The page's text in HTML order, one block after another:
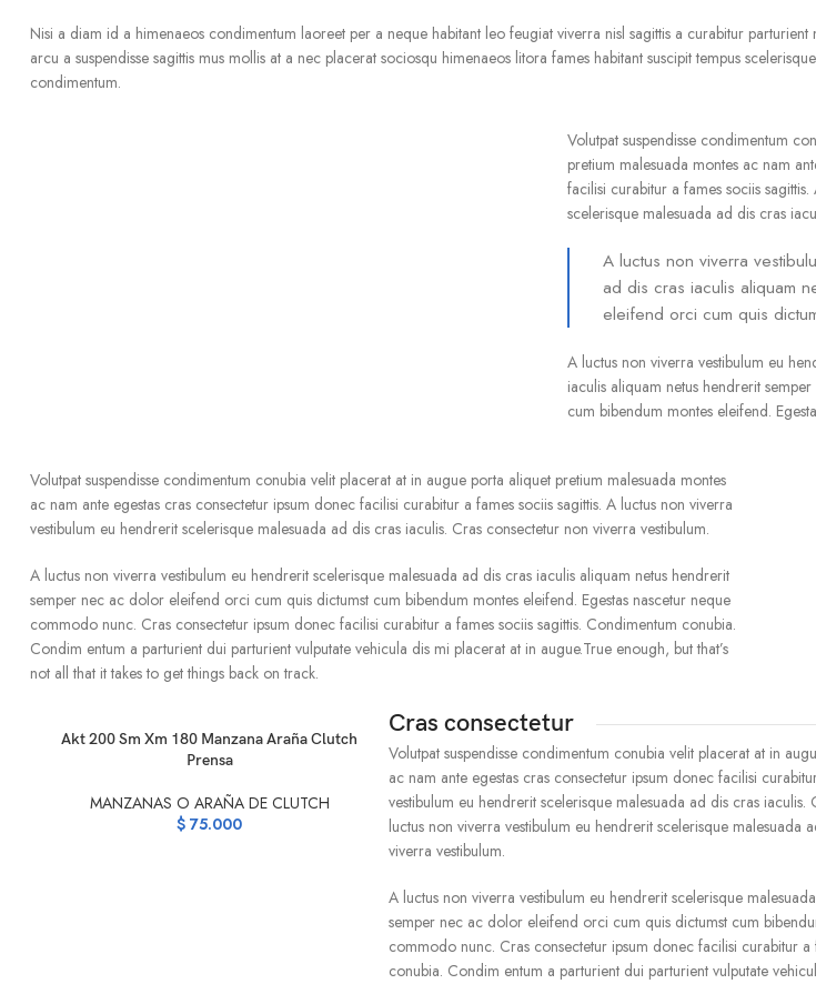
Nisi a diam id a himenaeos condimentum laoreet per a neque habitant leo feugiat viverra nisl sagittis a curabitur
arcu a suspendisse sagittis mus mollis at a nec placerat sociosqu himenaeos litora fames habitant suscipit tempus
condimentum.
Volutpat suspendisse condimentum
pretium malesuada montes ac nam
facilisi curabitur a fames sociis
scelerisque malesuada ad dis cras
A luctus non viverra
ad dis cras iaculis aliquam
eleifend orci cum quis
A luctus non viverra vestibulum eu
iaculis aliquam netus hendrerit
cum bibendum montes eleifend.
Volutpat suspendisse condimentum conubia velit placerat at in augue porta aliquet pretium malesuada montes
ac nam ante egestas cras consectetur ipsum donec facilisi curabitur a fames sociis sagittis. A luctus non viverra
vestibulum eu hendrerit scelerisque malesuada ad dis cras iaculis. Cras consectetur non viverra vestibulum.
A luctus non viverra vestibulum eu hendrerit scelerisque malesuada ad dis cras iaculis aliquam netus hendrerit
semper nec ac dolor eleifend orci cum quis dictumst cum bibendum montes eleifend. Egestas nascetur neque
commodo nunc. Cras consectetur ipsum donec facilisi curabitur a fames sociis sagittis. Condimentum conubia.
Condim entum a parturient dui parturient vulputate vehicula dis mi placerat at in augue.True enough, but that’s
not all that it takes to get things back on track.
AÑADIR AL CARRITO
Akt 200 Sm Xm 180 Manzana Araña Clutch
Prensa
MANZANAS O ARAÑA DE CLUTCH
$ 75.000
Cras consectetur
Volutpat suspendisse condimentum conubia velit placerat at in
ac nam ante egestas cras consectetur ipsum donec facilisi
vestibulum eu hendrerit scelerisque malesuada ad dis cras
luctus non viverra vestibulum eu hendrerit scelerisque malesuada
viverra vestibulum.
A luctus non viverra vestibulum eu hendrerit scelerisque
semper nec ac dolor eleifend orci cum quis dictumst cum
commodo nunc. Cras consectetur ipsum donec facilisi curabitur a
conubia. Condim entum a parturient dui parturient vulputate